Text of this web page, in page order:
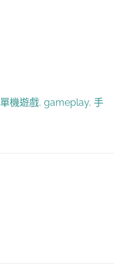
單機遊戲, gameplay, 手